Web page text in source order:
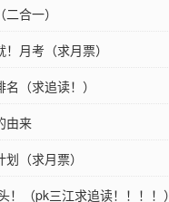
合一）
月考（求月票）
（求追读！）
由来
（求月票）
！（pk三江求追读！！！！）